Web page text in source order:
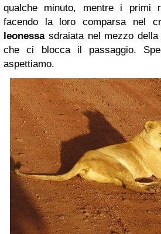
qualche minuto, mentre i primi
facendo la loro comparsa nel
leonessa sdraiata nel mezzo
che ci blocca il passaggio.
aspettiamo.